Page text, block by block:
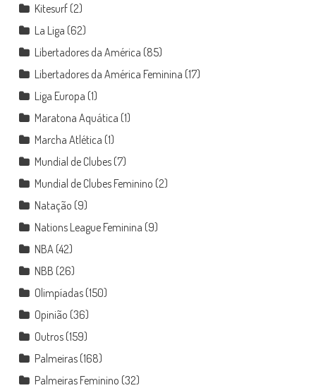
Kitesurf(2)
La Liga (62)
Libertadores da América (85)
Libertadores da América Feminina (17)
Liga Europa (1)
Maratona Aquática (1)
Marcha Atlética (1)
Mundial de Clubes(7)
Mundial de Clubes Feminino (2)
Natação (9)
Nations League Feminina (9)
NBA (42)
NBB (26)
Olimpíadas(150)
Opinião (36)
Outros(159)
Palmeiras(168)
Palmeiras Feminino (32)